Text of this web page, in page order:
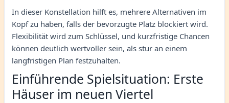
In dieser Konstellation hilft es, mehrere Alternativen im
Kopf zu haben, falls der bevorzugte Platz blockiert wird.
Flexibilität wird zum Schlüssel, und kurzfristige Chancen
können deutlich wertvoller sein, als stur an einem
langfristigen Plan festzuhalten.
Einführende Spielsituation: Erste
Häuser im neuen Viertel